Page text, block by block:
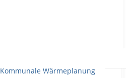
Kommunale Wärmeplanung